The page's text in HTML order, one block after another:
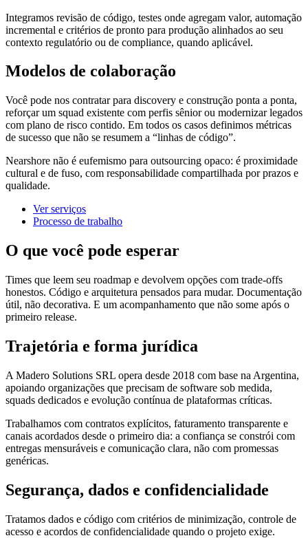
Integramos revisão de código, testes onde agregam valor, automação
incremental e critérios de pronto para produção alinhados ao seu
contexto regulatório ou de compliance, quando aplicável.
Modelos de colaboração
Você pode nos contratar para discovery e construção ponta a ponta,
reforçar um squad existente com perfis sênior ou modernizar legados
com plano de risco contido. Em todos os casos definimos métricas
de sucesso que não se resumem a “linhas de código”.
Nearshore não é eufemismo para outsourcing opaco: é proximidade
cultural e de fuso, com responsabilidade compartilhada por prazos e
qualidade.
Ver serviços
Processo de trabalho
O que você pode esperar
Times que leem seu roadmap e devolvem opções com trade-offs
honestos. Código e arquitetura pensados para mudar. Documentação
útil, não decorativa. E um acompanhamento que não some após o
primeiro release.
Trajetória e forma jurídica
A Madero Solutions SRL opera desde 2018 com base na Argentina,
apoiando organizações que precisam de software sob medida,
squads dedicados e evolução contínua de plataformas críticas.
Trabalhamos com contratos explícitos, faturamento transparente e
canais acordados desde o primeiro dia: a confiança se constrói com
entregas mensuráveis e comunicação clara, não com promessas
genéricas.
Segurança, dados e confidencialidade
Tratamos dados e código com critérios de minimização, controle de
acesso e acordos de confidencialidade quando o projeto exige.